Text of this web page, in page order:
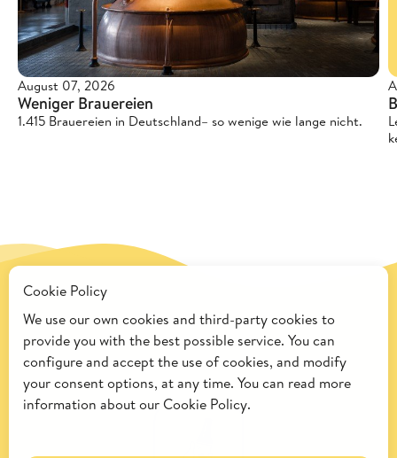
August 07, 2026
Weniger Brauereien
1.415 Brauereien in Deutschland– so wenige wie lange nicht.
Cookie Policy
We use our own cookies and third-party cookies to
provide you with the best possible service. You can
configure and accept the use of cookies, and modify
your consent options, at any time. You can read more
information about our Cookie Policy.